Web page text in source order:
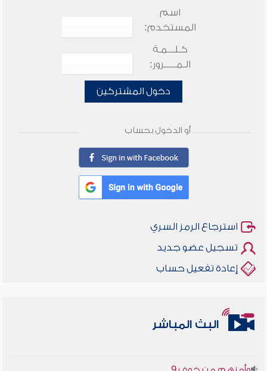
اسم
المستخدم:
كـلـــمـة
الـمـــــرور:
دخول المشتركين
أو الدخول بحساب
استرجاع الرمز السري
تسجيل عضو جديد
إعادة تفعيل حساب
البث المباشر
أخلاقنا أصالة ومعاصرة